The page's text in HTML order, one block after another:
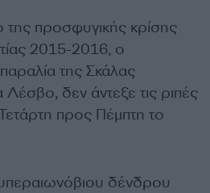
προσφυγικής κρίσης
2015-2016, ο
της Σκάλας
Λέσβο, δεν άντεξε τις ριπές
προς Πέμπτη το
δένδρου